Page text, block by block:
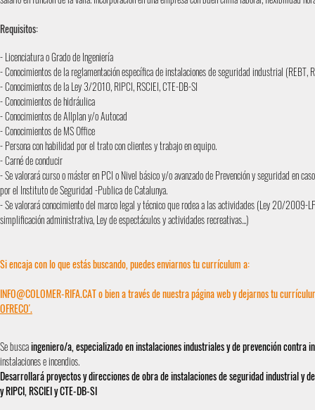
Requisitos:
- Licenciatura o Grado de Ingeniería
- Conocimientos de la reglamentación específica de instalaciones de seguridad industrial (REBT,
- Conocimientos de la Ley 3/2010, RIPCI, RSCIEI, CTE-DB-SI
- Conocimientos de hidráulica
- Conocimientos de Allplan y/o Autocad
- Conocimientos de MS Office
- Persona con habilidad por el trato con clientes y trabajo en equipo.
- Carné de conducir
- Se valorará curso o máster en PCI o Nivel básico y/o avanzado de Prevención y seguridad en
por el Instituto de Seguridad -Publica de Catalunya.
- Se valorará conocimiento del marco legal y técnico que rodea a las actividades (Ley 20/2009-
simplificación administrativa, Ley de espectáculos y actividades recreativas...)
Si encaja con lo que estás buscando, puedes enviarnos tu currículum a:
INFO@COLOMER-RIFA.CATo bien a través de nuestra página web y dejarnos tu
OFRECO'.
Se buscaingeniero/a, especializado en instalaciones industriales y de prevención contra
instalaciones e incendios.
Desarrollará proyectos y direcciones de obra de instalaciones de seguridad industrial y
y RIPCI, RSCIEI y CTE-DB-SI